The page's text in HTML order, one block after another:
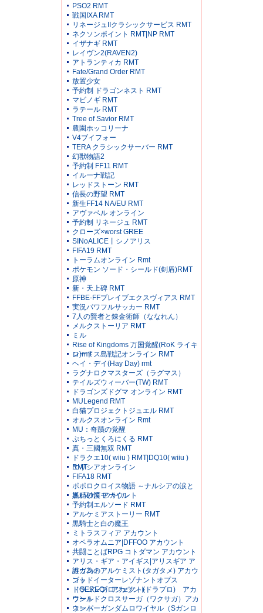
PSO2 RMT
戦国IXA RMT
リネージュIIクラシックサービス RMT
ネクソンポイント RMT|NP RMT
イザナギ RMT
レイヴン2(RAVEN2)
アトランティカ RMT
Fate/Grand Order RMT
放置少女
予約制 ドラゴンネスト RMT
マビノギ RMT
ラテール RMT
Tree of Savior RMT
農園ホッコリーナ
V4ブイフォー
TERA クラシックサーバー RMT
幻獣物語2
予約制 FF11 RMT
イルーナ戦記
レッドストーン RMT
信長の野望 RMT
新生FF14 NA/EU RMT
アヴァベル オンライン
予約制 リネージュ RMT
クローズ×worst GREE
SINoALICE丨シノアリス
FIFA19 RMT
トーラムオンライン Rmt
ポケモン ソード・シールド(剣盾)RMT
原神
新・天上碑 RMT
FFBE-FFブレイブエクスヴィアス RMT
実況パワフルサッカー RMT
7人の賢者と錬金術師（ななれん）
メルクストーリア RMT
ミル
Rise of Kingdoms 万国覚醒(RoK ライキ
ン)rmt
ロードス島戦記オンライン RMT
ヘイ・デイ(Hay Day) rmt
ラグナロクマスターズ（ラグマス）
テイルズウィーバー(TW) RMT
ドラゴンズドグマ オンライン RMT
MULegend RMT
白猫プロジェクトジュエル RMT
オルクスオンライン Rmt
MU：奇蹟の覚醒
ぷちっとくろにくる RMT
真・三國無双 RMT
ドラクエ10( wiiu ) RMT|DQ10( wiiu )
RMT
エリシアオンライン
FIFA18 RMT
ポポロクロイス物語 ～ナルシアの涙と
妖精の笛 アカウント
黒い砂漠モバイル
予約制エルソード RMT
アルケミアストーリー RMT
黒騎士と白の魔王
ミトラスフィア アカウント
オペラオムニア|DFFOO アカウント
共闘ことばRPG コトダマン アカウント
アリス・ギア・アイギス|アリスギア ア
カウント
誰ガ為のアルケミスト(タガタメ) アカウ
ント
ゴッドイーターレゾナントオプス
（GEREO）アカウント
ドラゴンプロジェクト(ドラプロ) アカ
ウント
ワールドクロスサーガ（ワクサガ）アカ
ウント
スーパーガンダムロワイヤル（Sガンロ